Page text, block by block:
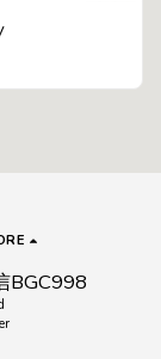
BGC998